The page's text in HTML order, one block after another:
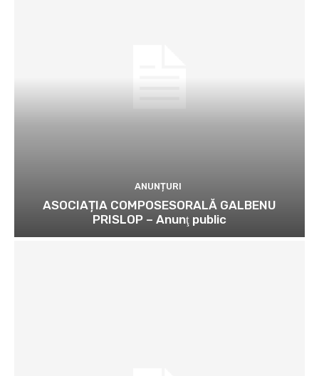
ANUNȚURI
ASOCIAȚIA COMPOSESORALĂ GALBENU
PRISLOP – Anunţ public